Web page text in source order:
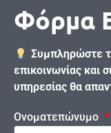
Φόρμα
Συμπληρώστε
επικοινωνίας και
υπηρεσίας θα
Ονοματεπώνυμο